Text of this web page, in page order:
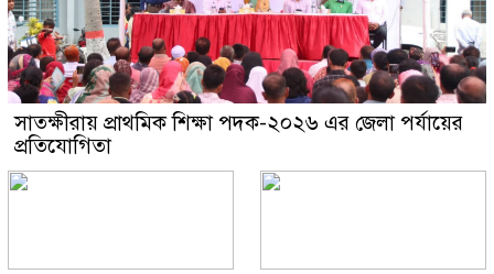
সাতক্ষীরায় প্রাথমিক শিক্ষা পদক-২০২৬ এর জেলা পর্যায়ের
প্রতিযোগিতা